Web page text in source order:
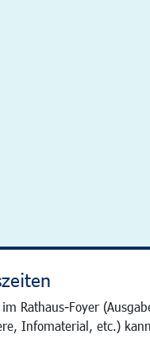
Rathaus-Foyer
Infomaterial, etc.)